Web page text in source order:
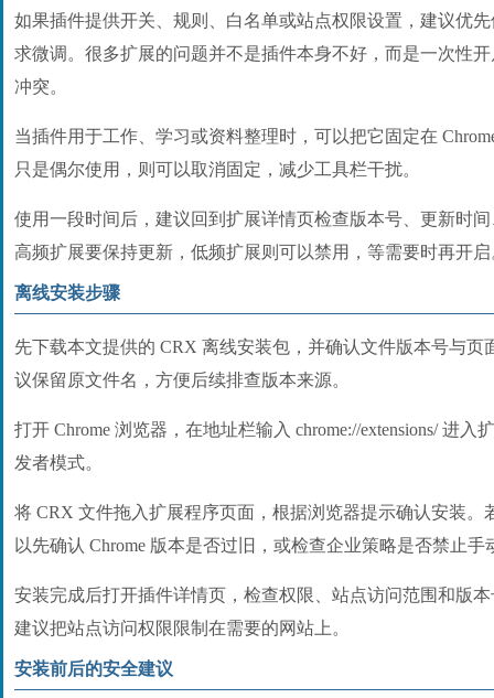
如果插件提供开关、规则、白名单或站点权限设置，建议优
求微调。很多扩展的问题并不是插件本身不好，而是一次性
冲突。
当插件用于工作、学习或资料整理时，可以把它固定在
只是偶尔使用，则可以取消固定，减少工具栏干扰。
使用一段时间后，建议回到扩展详情页检查版本号、更新时
高频扩展要保持更新，低频扩展则可以禁用，等需要时再开启
离线安装步骤
先下载本文提供的 CRX 离线安装包，并确认文件版本号与页
议保留原文件名，方便后续排查版本来源。
打开 Chrome 浏览器，在地址栏输入 chrome://extensions/ 进
发者模式。
将 CRX 文件拖入扩展程序页面，根据浏览器提示确认安装。
以先确认 Chrome 版本是否过旧，或检查企业策略是否禁止手
安装完成后打开插件详情页，检查权限、站点访问范围和版
建议把站点访问权限限制在需要的网站上。
安装前后的安全建议